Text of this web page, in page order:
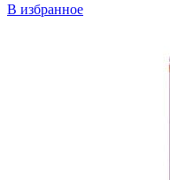
В избранное